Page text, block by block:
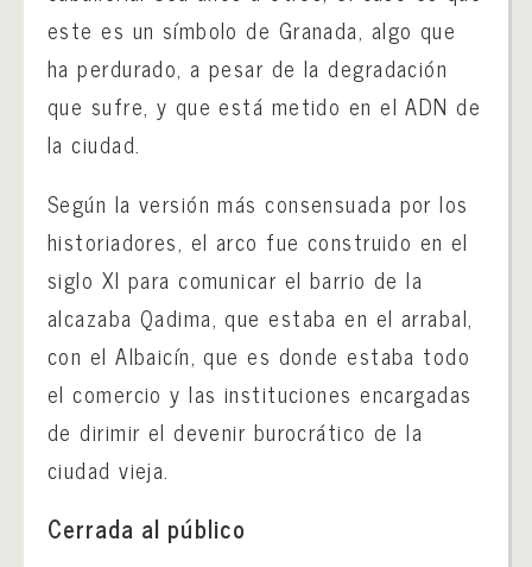
este es un símbolo de Granada, algo que
ha perdurado, a pesar de la degradación
que sufre, y que está metido en el ADN de
la ciudad.
Según la versión más consensuada por los
historiadores, el arco fue construido en el
siglo XI para comunicar el barrio de la
alcazaba Qadima, que estaba en el arrabal,
con el Albaicín, que es donde estaba todo
el comercio y las instituciones encargadas
de dirimir el devenir burocrático de la
ciudad vieja.
Cerrada al público